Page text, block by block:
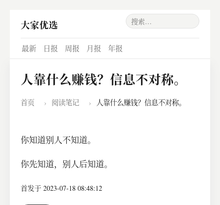
大家优选
最新 日报 周报 月报 年报
人靠什么赚钱？信息不对称。
首页 › 阅读笔记 › 人靠什么赚钱？信息不对称。
你知道别人不知道。
你先知道，别人后知道。
首发于 2023-07-18 08:48:12